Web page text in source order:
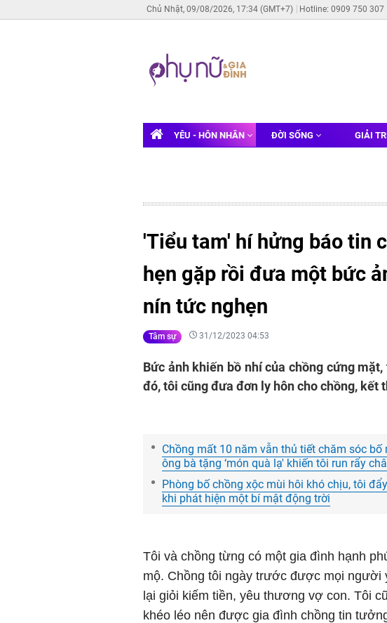
Chủ Nhật, 09/08/2026, 17:34 (GMT+7) Hotline: 0909 750 307
YÊU - HÔN NHÂN ĐỜI SỐNG GIẢI
'Tiểu tam' hí hửng báo tin
hẹn gặp rồi đưa một bức
nín tức nghẹn
Tâm sự 31/12/2023 04:53
Bức ảnh khiến bồ nhí của chồng cứng
đó, tôi cũng đưa đơn ly hôn cho chồng, kết
Chồng mất 10 năm vẫn thủ tiết chăm sóc
ông bà tặng ‘món quà lạ' khiến tôi run rẩy
Phòng bố chồng xộc mùi hôi khó chịu, tôi
khi phát hiện một bí mật động trời
Tôi và chồng từng có một gia đình hạnh
mộ. Chồng tôi ngày trước được mọi người
lại giỏi kiếm tiền, yêu thương vợ con. Tôi
khéo léo nên được gia đình chồng tin